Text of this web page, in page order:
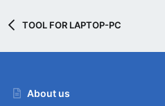
TOOL FOR LAPTOP-PC
About us